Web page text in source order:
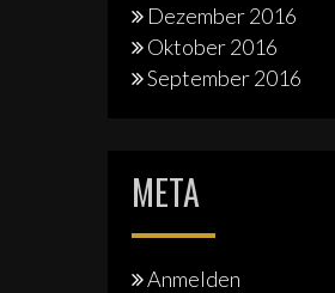
Dezember 2016
Oktober 2016
September 2016
META
Anmelden